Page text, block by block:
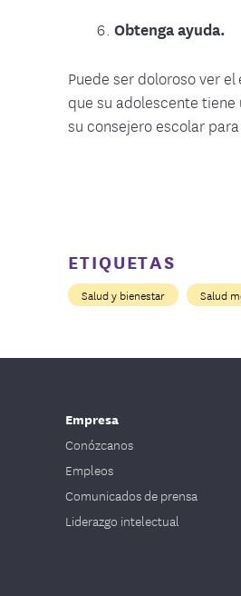
Obtenga ayuda.
Puede ser doloroso ver
que su adolescente
su consejero escolar
ETIQUETAS
Salud y bienestar Salud
Empresa
Conózcanos
Empleos
Comunicados de prensa
Liderazgo intelectual